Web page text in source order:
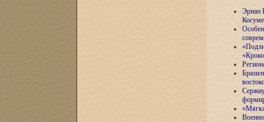
Эрнан